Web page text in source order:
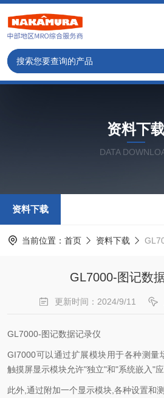
资料下
DATA
资料下载
当前位置： 首页 资料下载
GL7000-图记数
更新时间：2024/9/11
GL7000-图记数据记录仪
GI7000可以通过扩展模块用于各种测量
触摸屏显示模块允许"独立"和"系统嵌入"应
此外,通过附加一个显示模块,各种设置和